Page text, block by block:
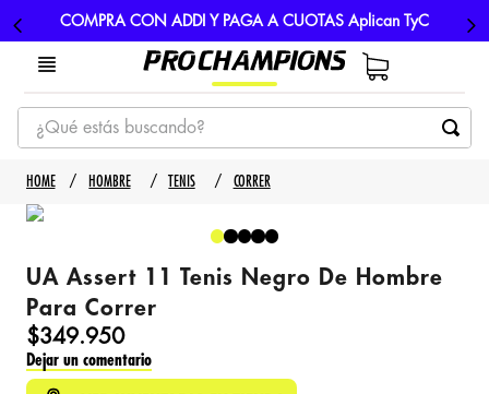
COMPRA CON ADDI Y PAGA A CUOTAS Aplican TyC
¿Qué estás buscando?
TÉRMINOS MÁS BUSCADOS
1
3. nike
4. guayos
5. gorras
HOMBRE TENIS CORRER
UA Assert 11 Tenis Negro De Hombre
Para Correr
$349.950
Dejar un comentario